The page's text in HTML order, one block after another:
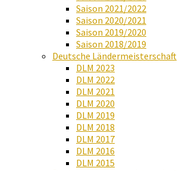
Saison 2021/2022
Saison 2020/2021
Saison 2019/2020
Saison 2018/2019
Deutsche Ländermeisterschaft
DLM 2023
DLM 2022
DLM 2021
DLM 2020
DLM 2019
DLM 2018
DLM 2017
DLM 2016
DLM 2015